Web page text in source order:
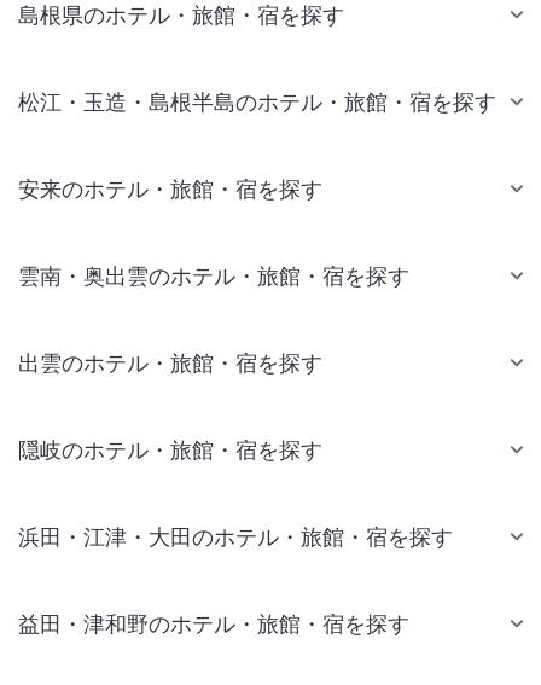
島根県のホテル・旅館・宿を探す
松江・玉造・島根半島のホテル・旅館・宿を探す
安来のホテル・旅館・宿を探す
雲南・奥出雲のホテル・旅館・宿を探す
出雲のホテル・旅館・宿を探す
隠岐のホテル・旅館・宿を探す
浜田・江津・大田のホテル・旅館・宿を探す
益田・津和野のホテル・旅館・宿を探す